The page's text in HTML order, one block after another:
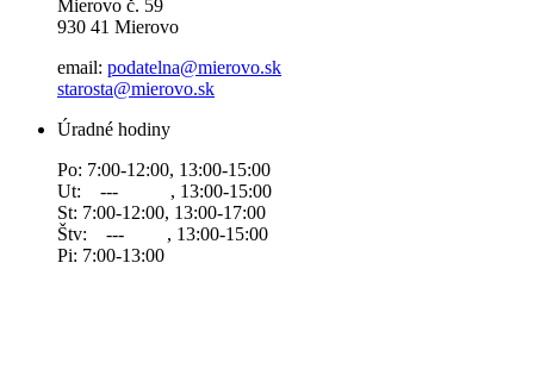
Mierovo č. 59
930 41 Mierovo
email: podatelna@mierovo.sk
starosta@mierovo.sk
Úradné hodiny
Po: 7:00-12:00, 13:00-15:00
Ut: --- , 13:00-15:00
St: 7:00-12:00, 13:00-17:00
Štv: --- , 13:00-15:00
Pi: 7:00-13:00